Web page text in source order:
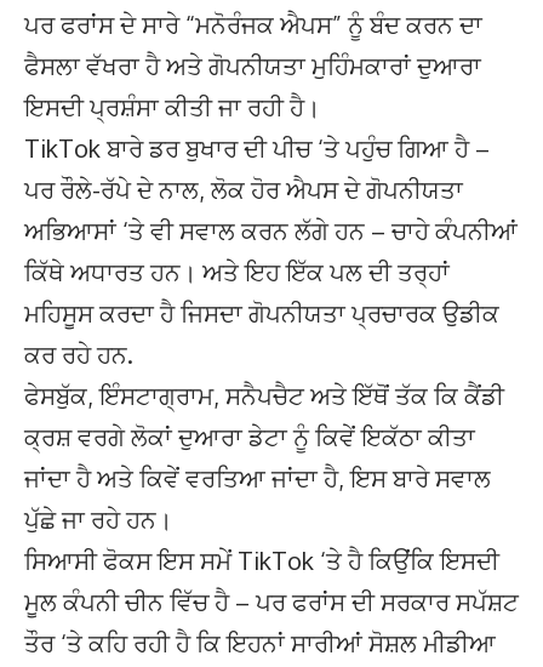
ਪਰ ਫਰਾਂਸ ਦੇ ਸਾਰੇ “ਮਨੋਰੰਜਕ ਐਪਸ” ਨੂੰ ਬੰਦ ਕਰਨ ਦਾ
ਫੈਸਲਾ ਵੱਖਰਾ ਹੈ ਅਤੇ ਗੋਪਨੀਯਤਾ ਮੁਹਿੰਮਕਾਰਾਂ ਦੁਆਰਾ
ਇਸਦੀ ਪ੍ਰਸ਼ੰਸਾ ਕੀਤੀ ਜਾ ਰਹੀ ਹੈ।
TikTok ਬਾਰੇ ਡਰ ਬੁਖਾਰ ਦੀ ਪੀਚ ‘ਤੇ ਪਹੁੰਚ ਗਿਆ ਹੈ –
ਪਰ ਰੌਲੇ-ਰੱਪੇ ਦੇ ਨਾਲ, ਲੋਕ ਹੋਰ ਐਪਸ ਦੇ ਗੋਪਨੀਯਤਾ
ਅਭਿਆਸਾਂ ‘ਤੇ ਵੀ ਸਵਾਲ ਕਰਨ ਲੱਗੇ ਹਨ – ਚਾਹੇ ਕੰਪਨੀਆਂ
ਕਿੱਥੇ ਅਧਾਰਤ ਹਨ। ਅਤੇ ਇਹ ਇੱਕ ਪਲ ਦੀ ਤਰ੍ਹਾਂ
ਮਹਿਸੂਸ ਕਰਦਾ ਹੈ ਜਿਸਦਾ ਗੋਪਨੀਯਤਾ ਪ੍ਰਚਾਰਕ ਉਡੀਕ
ਕਰ ਰਹੇ ਹਨ.
ਫੇਸਬੁੱਕ, ਇੰਸਟਾਗ੍ਰਾਮ, ਸਨੈਪਚੈਟ ਅਤੇ ਇੱਥੋਂ ਤੱਕ ਕਿ ਕੈਂਡੀ
ਕ੍ਰਸ਼ ਵਰਗੇ ਲੋਕਾਂ ਦੁਆਰਾ ਡੇਟਾ ਨੂੰ ਕਿਵੇਂ ਇਕੱਠਾ ਕੀਤਾ
ਜਾਂਦਾ ਹੈ ਅਤੇ ਕਿਵੇਂ ਵਰਤਿਆ ਜਾਂਦਾ ਹੈ, ਇਸ ਬਾਰੇ ਸਵਾਲ
ਪੁੱਛੇ ਜਾ ਰਹੇ ਹਨ।
ਸਿਆਸੀ ਫੋਕਸ ਇਸ ਸਮੇਂ TikTok ‘ਤੇ ਹੈ ਕਿਉਂਕਿ ਇਸਦੀ
ਮੂਲ ਕੰਪਨੀ ਚੀਨ ਵਿੱਚ ਹੈ – ਪਰ ਫਰਾਂਸ ਦੀ ਸਰਕਾਰ ਸਪੱਸ਼ਟ
ਤੌਰ ‘ਤੇ ਕਹਿ ਰਹੀ ਹੈ ਕਿ ਇਹਨਾਂ ਸਾਰੀਆਂ ਸੋਸ਼ਲ ਮੀਡੀਆ